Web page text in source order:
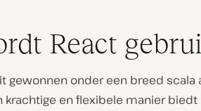
React
gewonnen onder een breed scala
krachtige en flexibele manier biedt